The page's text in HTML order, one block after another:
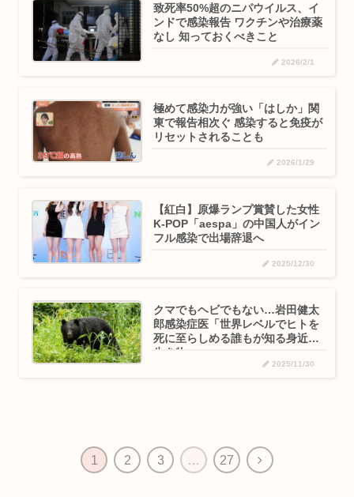
致死率50%超のニパウイルス、イ
ンドで感染報告 ワクチンや治療薬
なし 知っておくべきこと
2026/2/1
極めて感染力が強い「はしか」関
東で報告相次ぐ 感染すると免疫が
リセットされることも
2026/1/29
【紅白】原爆ランプ賞賛した女性
K-POP「aespa」の中国人がイン
フル感染で出場辞退へ
2025/12/30
クマでもヘビでもない…岩田健太
郎感染症医「世界レベルでヒトを
死に至らしめる誰もが知る身近な
生き物」
2025/11/30
1 2 3 … 27
次